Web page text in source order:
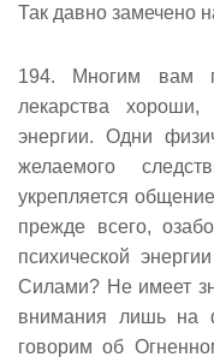
Так давно замечено
194. Многим вам
лекарства хороши,
энергии. Одни
желаемого
укрепляется
прежде всего,
психической
Силами? Не имеет
внимания лишь на
говорим об